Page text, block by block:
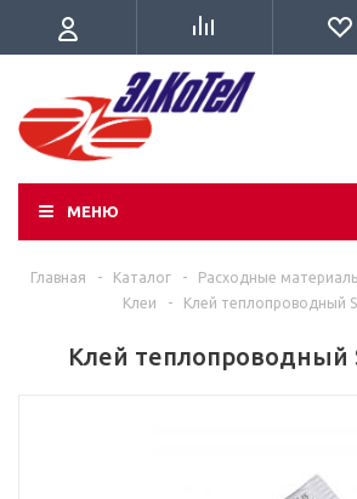
МЕНЮ
Главная - Каталог - Расходные
Клеи
- Клей теплопроводный
Клей теплопроводный